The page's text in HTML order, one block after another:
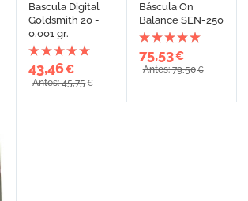
Bascula Digital
Goldsmith 20 -
0.001 gr.
43,46€
Antes: 45,75€
Báscula On
Balance SEN-250
75,53€
Antes: 79,50€